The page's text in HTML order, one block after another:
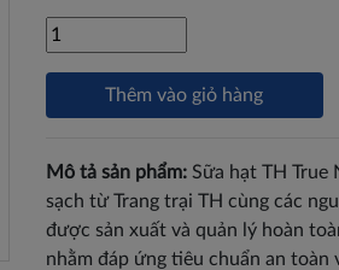
Thêm vào giỏ hàng
Mô tả sản phẩm:Sữa hạt TH
sạch từ Trang trại TH cùng các
được sản xuất và quản lý hoàn
nhằm đáp ứng tiêu chuẩn an toàn